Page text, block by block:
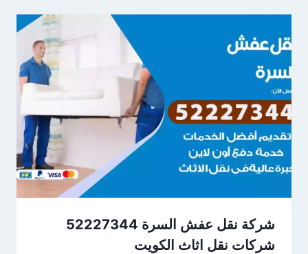
شركة نقل عفش السرة 52227344
شركات نقل اثاث الكويت